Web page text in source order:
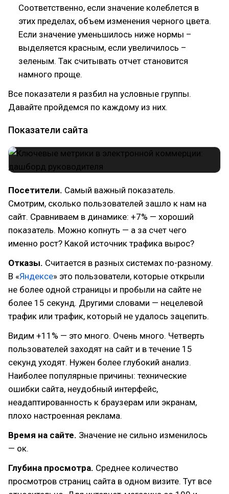
Соответственно, если значение колеблется в
этих пределах, объем изменения черного цвета.
Если значение уменьшилось ниже нормы –
выделяется красным, если увеличилось –
зеленым. Так считывать отчет становится
намного проще.
Все показатели я разбил на условные группы.
Давайте пройдемся по каждому из них.
Показатели сайта
Посетители. Самый важный показатель.
Смотрим, сколько пользователей зашло к нам на
сайт. Сравниваем в динамике: +7% — хороший
показатель. Можно копнуть — а за счет чего
именно рост? Какой источник трафика вырос?
Отказы. Считается в разных системах по-разному.
В «Яндексе» это пользователи, которые открыли
не более одной страницы и пробыли на сайте не
более 15 секунд. Другими словами — нецелевой
трафик или трафик, который не удалось зацепить.
Видим +11% — это много. Очень много. Четверть
пользователей заходят на сайт и в течение 15
секунд уходят. Нужен более глубокий анализ.
Наиболее популярные причины: технические
ошибки сайта, неудобный интерфейс,
неадаптированность к браузерам или экранам,
плохо настроенная реклама.
Время на сайте. Значение не сильно изменилось
— ок.
Глубина просмотра. Среднее количество
просмотров страниц сайта в одном визите. Тут все